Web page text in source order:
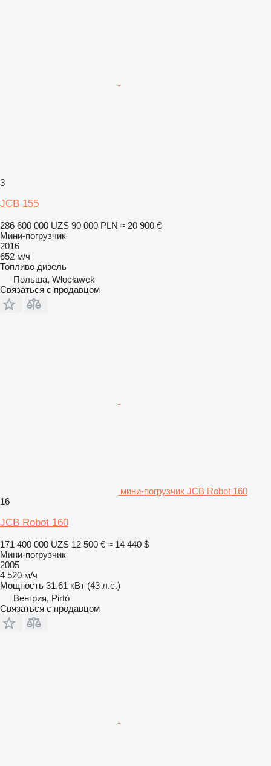
3
JCB 155
286 600 000 UZS 90 000 PLN ≈ 20 900 €
Мини-погрузчик
2016
652 м/ч
Топливо дизель
Польша, Włocławek
Связаться с продавцом
мини-погрузчик JCB Robot 160
16
JCB Robot 160
171 400 000 UZS 12 500 € ≈ 14 440 $
Мини-погрузчик
2005
4 520 м/ч
Мощность 31.61 кВт (43 л.с.)
Венгрия, Pirtó
Связаться с продавцом